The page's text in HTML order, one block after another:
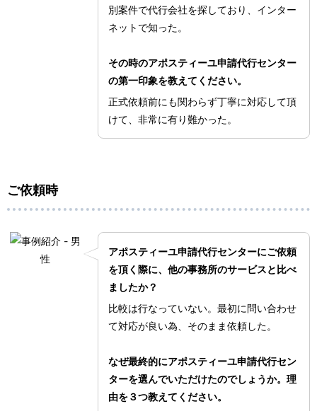
別案件で代行会社を探しており、インター
ネットで知った。
その時のアポスティーユ申請代行センター
の第一印象を教えてください。
正式依頼前にも関わらず丁寧に対応して頂
けて、非常に有り難かった。
ご依頼時
アポスティーユ申請代行センターにご依頼
を頂く際に、他の事務所のサービスと比べ
ましたか？
比較は行なっていない。最初に問い合わせ
て対応が良い為、そのまま依頼した。
なぜ最終的にアポスティーユ申請代行セン
ターを選んでいただけたのでしょうか。理
由を３つ教えてください。